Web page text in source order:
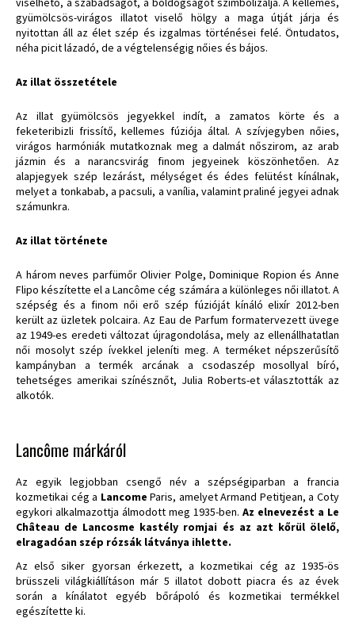
gyümölcsös-virágos illatot viselő hölgy a maga útját járja és
nyitottan áll az élet szép és izgalmas történései felé. Öntudatos,
néha picit lázadó, de a végtelenségig nőies és bájos.
Az illat összetétele
Az illat gyümölcsös jegyekkel indít, a zamatos körte és a
feketeribizli frissítő, kellemes fúziója által. A szívjegyben nőies,
virágos harmóniák mutatkoznak meg a dalmát nőszirom, az arab
jázmin és a narancsvirág finom jegyeinek köszönhetően. Az
alapjegyek szép lezárást, mélységet és édes felütést kínálnak,
melyet a tonkabab, a pacsuli, a vanília, valamint praliné jegyei adnak
számunkra.
Az illat története
A három neves parfümőr Olivier Polge, Dominique Ropion és Anne
Flipo készítette el a Lancôme cég számára a különleges női illatot. A
szépség és a finom női erő szép fúzióját kínáló elixír 2012-ben
került az üzletek polcaira. Az Eau de Parfum formatervezett üvege
az 1949-es eredeti változat újragondolása, mely az ellenállhatatlan
női mosolyt szép ívekkel jeleníti meg. A terméket népszerűsítő
kampányban a termék arcának a csodaszép mosollyal bíró,
tehetséges amerikai színésznőt, Julia Roberts-et választották az
alkotók.
Lancôme márkáról
Az egyik legjobban csengő név a szépségiparban a francia
kozmetikai cég a Lancome Paris, amelyet Armand Petitjean, a Coty
egykori alkalmazottja álmodott meg 1935-ben. Az elnevezést a Le
Château de Lancosme kastély romjai és az azt kőrül ölelő,
elragadóan szép rózsák látványa ihlette.
Az első siker gyorsan érkezett, a kozmetikai cég az 1935-ös
brüsszeli világkiállításon már 5 illatot dobott piacra és az évek
során a kínálatot egyéb bőrápoló és kozmetikai termékkel
egészítette ki.